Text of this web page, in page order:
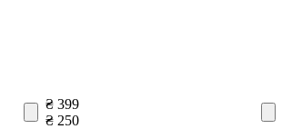
₴ 399
₴ 250